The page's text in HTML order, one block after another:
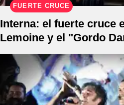
FUERTE CRUCE
Interna: el fuerte cruce
Lemoine y el "Gordo